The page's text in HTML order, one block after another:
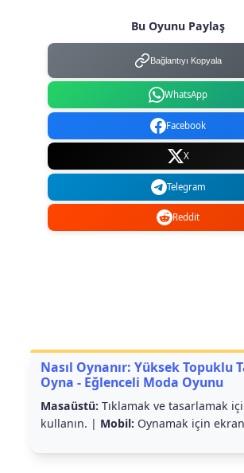
Bu Oyunu Paylaş
Bağlantıyı Kopyala
WhatsApp
Facebook
X
Telegram
Reddit
Nasıl Oynanır: Yüksek Topuklu
Oyna - Eğlenceli Moda Oyunu
Masaüstü: Tıklamak ve tasarlamak
kullanın. | Mobil: Oynamak için